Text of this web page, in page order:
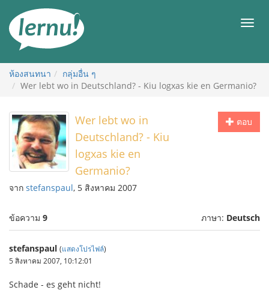
สารบัญ
เมนู
ห้องสนทนา
กลุ่มอื่น ๆ
Wer lebt wo in Deutschland? - Kiu logxas kie en Germanio?
ตอบ
Wer lebt wo in
Deutschland? - Kiu
logxas kie en
Germanio?
จาก stefanspaul, 5 สิงหาคม 2007
ข้อความ 9 ภาษา: Deutsch
stefanspaul (แสดงโปรไฟล์)
5 สิงหาคม 2007, 10:12:01
Schade - es geht nicht!